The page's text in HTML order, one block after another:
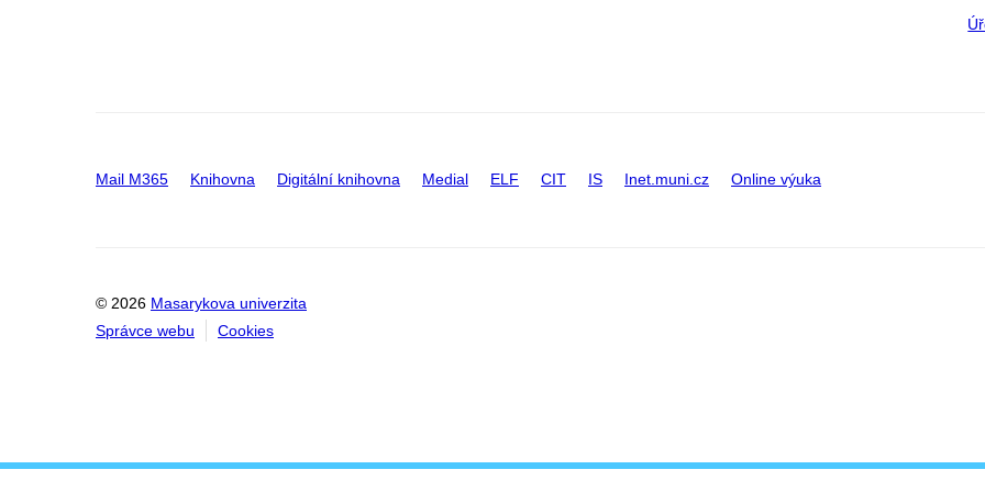
Mail M365 Knihovna Digitální knihovna Medial ELF CIT IS Inet.muni.cz Online výuka
© 2026 Masarykova univerzita
Správce webu
Cookies